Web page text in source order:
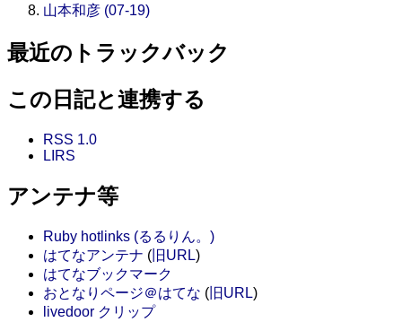
山本和彦 (07-19)
最近のトラックバック
この日記と連携する
RSS 1.0
LIRS
アンテナ等
Ruby hotlinks (るるりん。)
はてなアンテナ ( 旧URL)
はてなブックマーク
おとなりページ＠はてな ( 旧URL)
livedoor クリップ